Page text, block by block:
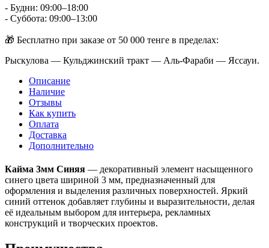
- Будни: 09:00–18:00
- Суббота: 09:00–13:00
🎁 Бесплатно при заказе от 50 000 тенге в пределах:
Рыскулова — Кульджинский тракт — Аль-Фараби — Яссауи.
Описание
Наличие
Отзывы
Как купить
Оплата
Доставка
Дополнительно
Кайма 3мм Синяя — декоративный элемент насыщенного
синего цвета шириной 3 мм, предназначенный для
оформления и выделения различных поверхностей. Яркий
синий оттенок добавляет глубины и выразительности, делая
её идеальным выбором для интерьера, рекламных
конструкций и творческих проектов.